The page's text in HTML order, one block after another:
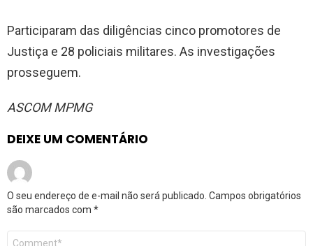
Participaram das diligências cinco promotores de
Justiça e 28 policiais militares. As investigações
prosseguem.
ASCOM MPMG
DEIXE UM COMENTÁRIO
O seu endereço de e-mail não será publicado. Campos obrigatórios
são marcados com *
Comentário